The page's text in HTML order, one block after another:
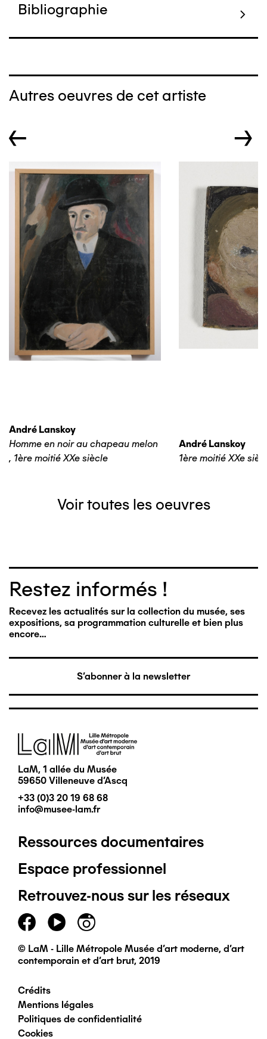
Bibliographie
Autres oeuvres de cet artiste
← →
André Lanskoy
Homme en noir au chapeau melon
, 1ère moitié XXe siècle
André Lanskoy
1ère moitié XXe
Voir toutes les oeuvres
Restez informés !
Recevez les actualités sur la collection du musée, ses
expositions, sa programmation culturelle et bien plus
encore…
S'abonner à la newsletter
Image
LaM, 1 allée du Musée
59650 Villeneuve d'Ascq
+33 (0)3 20 19 68 68
info@musee-lam.fr
Pied
de
page
principal
Ressources documentaires
Espace professionnel
Retrouvez-nous sur les réseaux
© LaM - Lille Métropole Musée d'art moderne, d'art
contemporain et d'art brut, 2019
Pied
de
Crédits
Mentions légales
Politiques de confidentialité
Cookies